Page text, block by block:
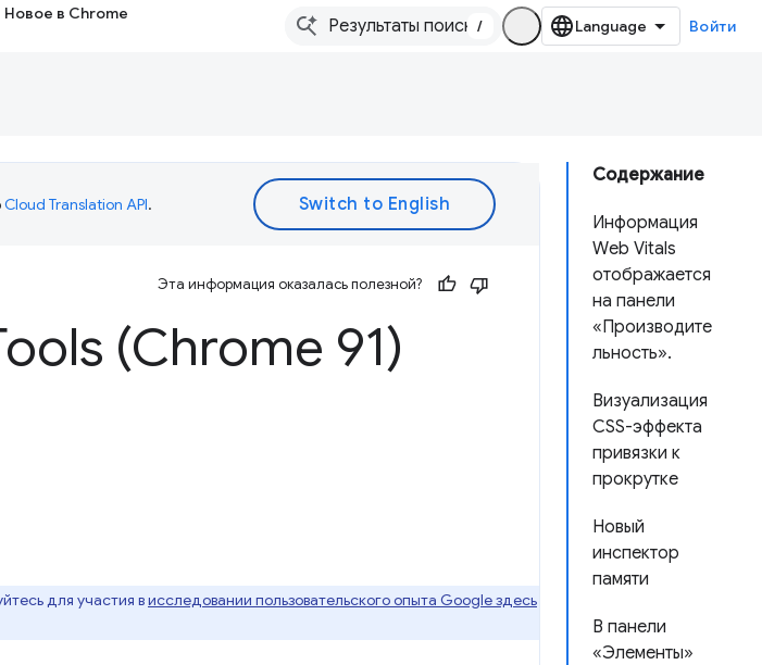
Новое в Chrome
/ Войти
Содержание
Информация
Web Vitals
отображается
на панели
«Производите
льность».
Визуализация
CSS-эффекта
привязки к
прокрутке
Новый
инспектор
памяти
В панели
«Элементы»
Cloud Translation API.
Эта информация оказалась полезной?
(Chrome 91)
для участия висследовании пользовательского опыта Google здесь